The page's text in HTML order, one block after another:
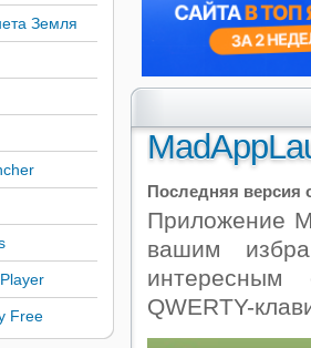
Последняя версия
Приложение
вашим
QWERTY-
Земля
Free